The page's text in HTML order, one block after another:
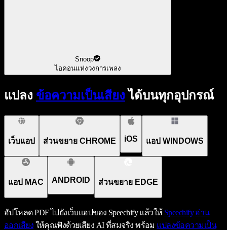
Snoop
ไอคอนแห่งวงการเพลง
แปลง ข้อความเป็นเสียง ได้บนทุกอุปกรณ์
เว็บแอป ส่วนขยาย CHROME iOS แอป WINDOWS
แอป MAC ANDROID ส่วนขยาย EDGE
อัปโหลด PDF ไปยังเว็บแอปของ Speechify แล้วให้ Speechify อ่าน
ออกเสียง ให้คุณฟังด้วยเสียง AI ที่สมจริง พร้อม แปลงข้อความเป็น